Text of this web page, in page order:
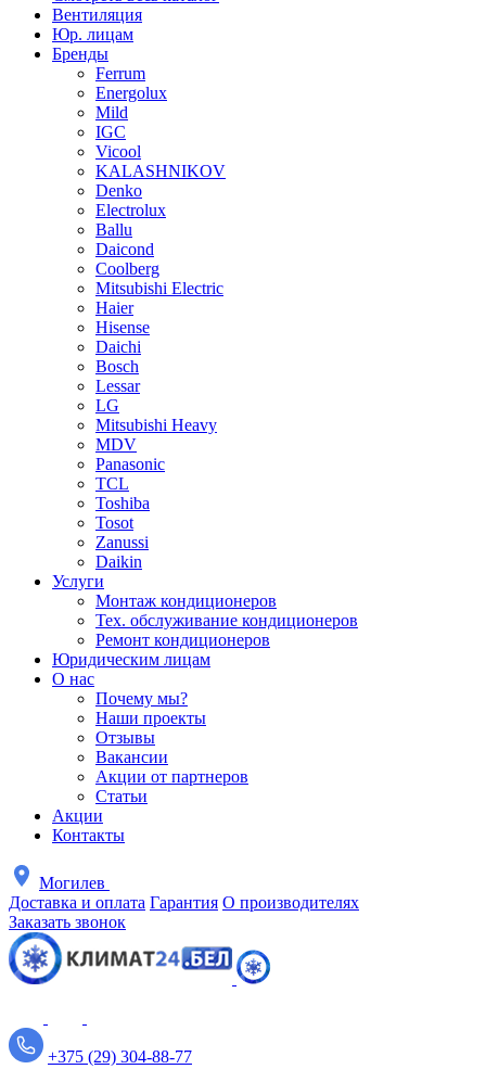
Вентиляция
Юр. лицам
Бренды
Ferrum
Energolux
Mild
IGC
Vicool
KALASHNIKOV
Denko
Electrolux
Ballu
Daicond
Coolberg
Mitsubishi Electric
Haier
Hisense
Daichi
Bosch
Lessar
LG
Mitsubishi Heavy
MDV
Panasonic
TCL
Toshiba
Tosot
Zanussi
Daikin
Услуги
Монтаж кондиционеров
Тех. обслуживание кондиционеров
Ремонт кондиционеров
Юридическим лицам
О нас
Почему мы?
Наши проекты
Отзывы
Вакансии
Акции от партнеров
Статьи
Акции
Контакты
Могилев
Доставка и оплата Гарантия О производителях
Заказать звонок
+375 (29) 304-88-77